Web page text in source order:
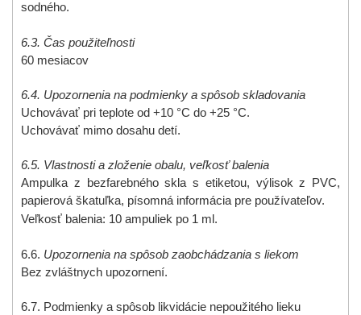
sodného.
6.3. Čas použiteľnosti
60 mesiacov
6.4. Upozornenia na podmienky a spôsob skladovania
Uchovávať pri teplote od +10 °C do +25 °C.
Uchovávať mimo dosahu detí.
6.5. Vlastnosti a zloženie obalu, veľkosť balenia
Ampulka z bezfarebného skla s etiketou, výlisok z PVC,
papierová škatuľka, písomná informácia pre používateľov.
Veľkosť balenia: 10 ampuliek po 1 ml.
6.6. Upozornenia na spôsob zaobchádzania s liekom
Bez zvláštnych upozornení.
6.7. Podmienky a spôsob likvidácie nepoužitého lieku